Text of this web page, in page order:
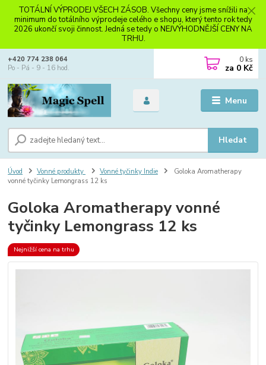
TOTÁLNÍ VÝPRODEJ VŠECH ZÁSOB. Všechny ceny jsme snížili na
minimum do totálního výprodeje celého e shopu, který tento rok tedy
2026 ukončí svoji činnost. Jedná se tedy o NEJVÝHODNĚJŠÍ CENY NA
TRHU.
Menu
Hledat
+420 774 238 064
Po - Pá - 9 - 16 hod.
0 ks
za 0 Kč
Úvod Vonné produkty Vonné tyčinky Indie
Goloka Aromatherapy
vonné tyčinky Lemongrass 12 ks
Goloka Aromatherapy vonné
tyčinky Lemongrass 12 ks
Nejnižší cena na trhu